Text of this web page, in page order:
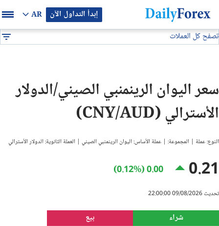
إبدأ التداول الآن AR
بيان إعلاني
تصفح كل العملات
GBP/USD
USD/JPY
USD/CAD
USD/CHF
سعر اليوان الرينمنبي الصيني/الدولار
الأسترالي (CNY/AUD)
النوع: عملة | المجموعة: | عملة الأساس: اليوان الرينمنبي الصيني | العملة الثانوية: الدولار الأسترالي
0.21
0.00 (0.12%)
شراء بيع
تحديث 09/08/2026 22:00:00